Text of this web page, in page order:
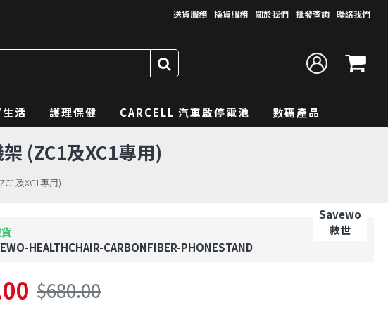
送貨服務 換貨服務 關於我們 批發查詢 聯絡我們
活 護理保健 CARCELL 汽車啟停電池 數碼產品
及XC1專用)
(ZC1及XC1專用)
HEALTHCHAIR-CARBONFIBER-PHONESTAND
Savewo
救世
$680.00